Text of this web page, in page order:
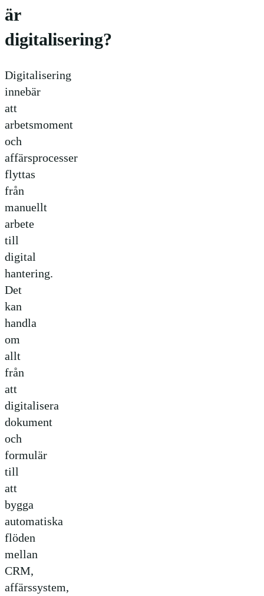
är
digitalisering?
Digitalisering
innebär
att
arbetsmoment
och
affärsprocesser
flyttas
från
manuellt
arbete
till
digital
hantering.
Det
kan
handla
om
allt
från
att
digitalisera
dokument
och
formulär
till
att
bygga
automatiska
flöden
mellan
CRM,
affärssystem,